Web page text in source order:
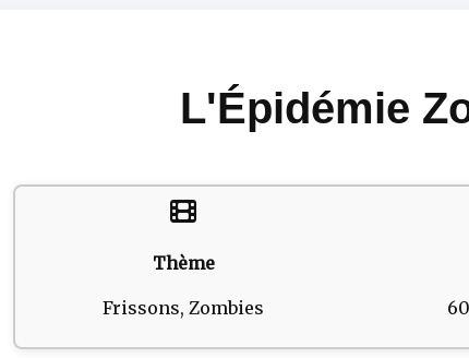
L'Épidémie
Thème
Frissons, Zombies